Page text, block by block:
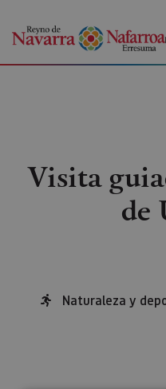
Visita
de
Naturaleza y